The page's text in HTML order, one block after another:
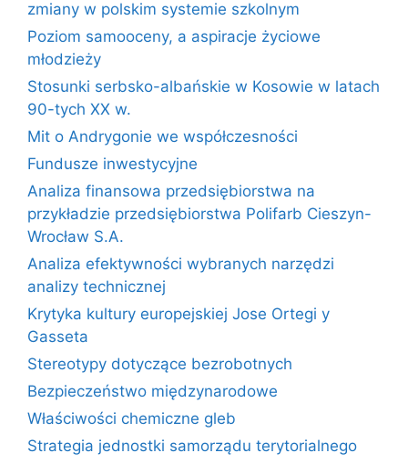
zmiany w polskim systemie szkolnym
Poziom samooceny, a aspiracje życiowe
młodzieży
Stosunki serbsko-albańskie w Kosowie w latach
90-tych XX w.
Mit o Andrygonie we współczesności
Fundusze inwestycyjne
Analiza finansowa przedsiębiorstwa na
przykładzie przedsiębiorstwa Polifarb Cieszyn-
Wrocław S.A.
Analiza efektywności wybranych narzędzi
analizy technicznej
Krytyka kultury europejskiej Jose Ortegi y
Gasseta
Stereotypy dotyczące bezrobotnych
Bezpieczeństwo międzynarodowe
Właściwości chemiczne gleb
Strategia jednostki samorządu terytorialnego